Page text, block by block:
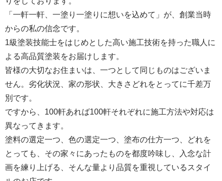
「一軒一軒、一塗り一塗りに想いを込めて」が、創業当時
からの私の信念です。
1級塗装技能士をはじめとした高い施工技術を持った職人に
よる高品質塗装をお届けします。
皆様の大切なお住まいは、一つとして同じものはございま
せん。劣化状況、家の形状、大きさどれをとってに千差万
別です。
ですから、100軒あれば100軒それぞれに施工方法や対応は
異なってきます。
塗料の選定一つ、色の選定一つ、塗布の仕方一つ、どれを
とっても、その家々にあったものを都度吟味し、入念な計
画を練り上げる、そんな量より品質を重視しているスタイ